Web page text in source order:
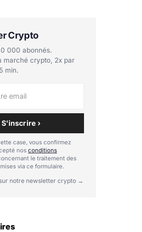
Crypto
000 abonnés.
marché crypto, 2x par
min.
S'inscrire ›
case, vous confirmez
nos conditions
le traitement des
via ce formulaire.
notre newsletter crypto →